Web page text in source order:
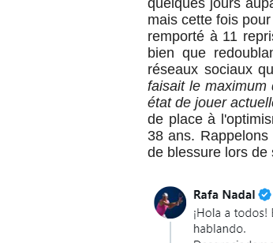
quelques jours
mais cette fois
remporté à 11
bien que
réseaux sociaux
faisait le
état de jouer
de place à
38 ans.
de blessure lors de